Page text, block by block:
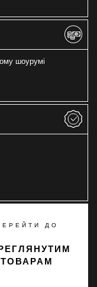
шоурумі
ДО
ТОВАРАМ